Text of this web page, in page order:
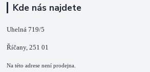
Kde nás najdete
Uhelná 719/5
Říčany, 251 01
Na této adrese není prodejna.